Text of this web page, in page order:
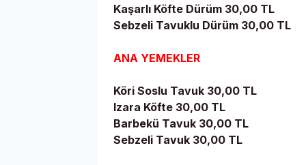
Kaşarlı Köfte Dürüm 30,00 TL
Sebzeli Tavuklu Dürüm 30,00 TL
ANA YEMEKLER
Köri Soslu Tavuk 30,00 TL
Izara Köfte 30,00 TL
Barbekü Tavuk 30,00 TL
Sebzeli Tavuk 30,00 TL